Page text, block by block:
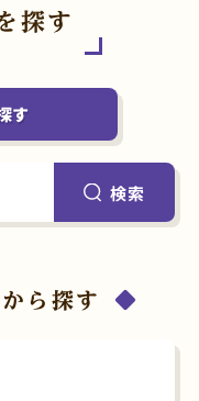
探す
す
検索
ら探す